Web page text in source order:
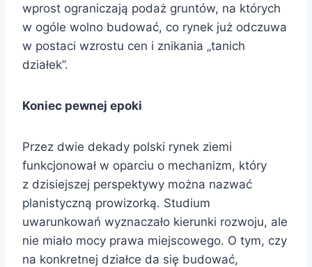
wprost ograniczają podaż gruntów, na których
w ogóle wolno budować, co rynek już odczuwa
w postaci wzrostu cen i znikania „tanich
działek”.
Koniec pewnej epoki
Przez dwie dekady polski rynek ziemi
funkcjonował w oparciu o mechanizm, który
z dzisiejszej perspektywy można nazwać
planistyczną prowizorką. Studium
uwarunkowań wyznaczało kierunki rozwoju, ale
nie miało mocy prawa miejscowego. O tym, czy
na konkretnej działce da się budować,